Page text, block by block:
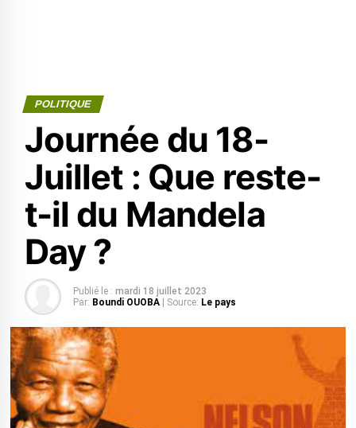
POLITIQUE
Journée du 18-
Juillet : Que reste-
t-il du Mandela
Day ?
Publié le : mardi 18 juillet 2023
Par: Boundi OUOBA | Source: Le pays